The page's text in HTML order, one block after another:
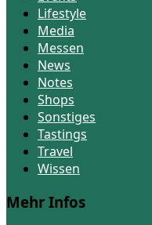
Lifestyle
Media
Messen
News
Notes
Shops
Sonstiges
Tastings
Travel
Wissen
Mehr Infos